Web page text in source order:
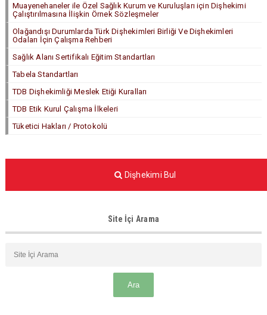
Muayenehaneler ile Özel Sağlık Kurum ve Kuruluşları için Dişhekimi
Çalıştırılmasına İlişkin Örnek Sözleşmeler
Olağandışı Durumlarda Türk Dişhekimleri Birliği Ve Dişhekimleri
Odaları İçin Çalışma Rehberi
Sağlık Alanı Sertifikalı Eğitim Standartları
Tabela Standartları
TDB Dişhekimliği Meslek Etiği Kuralları
TDB Etik Kurul Çalışma İlkeleri
Tüketici Hakları / Protokolü
Dişhekimi Bul
Site İçi Arama